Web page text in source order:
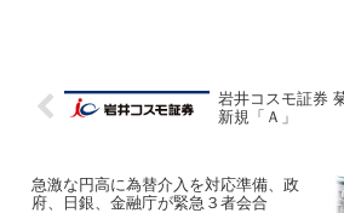
岩井コスモ証券
新規「Ａ」
急激な円高に為替介入を対応準備、政
府、日銀、金融庁が緊急３者会合